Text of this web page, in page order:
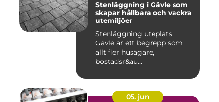
Stenläggning i Gävle som
skapar hållbara och vackra
utemiljöer
Stenläggning uteplats i
Gävle är ett begrepp som
allt fler husägare,
bostadsr&au...
05. jun